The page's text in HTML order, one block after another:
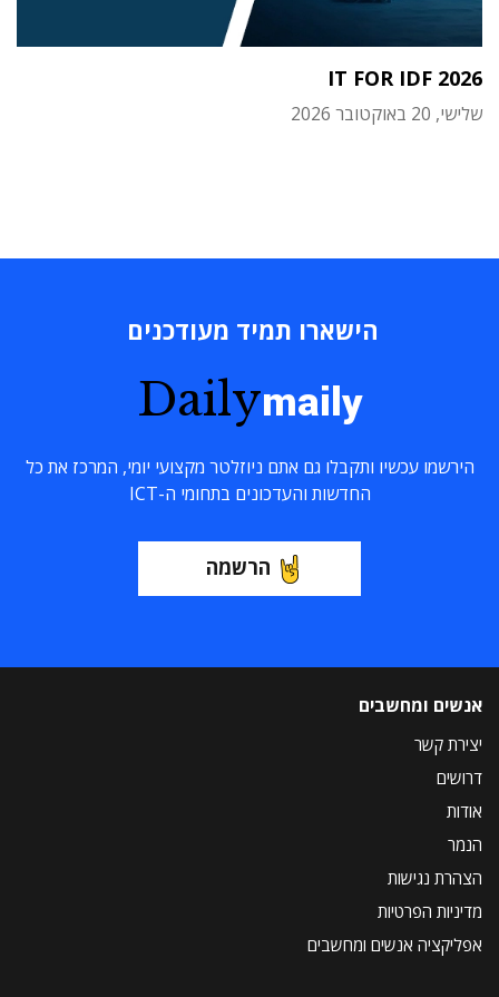
IT FOR IDF 2026
שלישי, 20 באוקטובר 2026
הישארו תמיד מעודכנים
Dailymaily
הירשמו עכשיו ותקבלו גם אתם ניוזלטר מקצועי יומי, המרכז את כל
החדשות והעדכונים בתחומי ה-ICT
הרשמה
אנשים ומחשבים
יצירת קשר
דרושים
אודות
הנמר
הצהרת נגישות
מדיניות הפרטיות
אפליקציה אנשים ומחשבים